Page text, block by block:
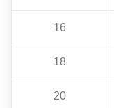
16
18
20